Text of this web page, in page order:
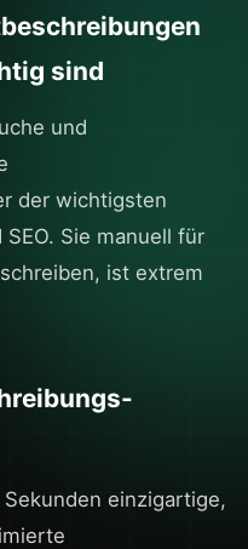
sind
und
der wichtigsten
Sie manuell für
ist extrem
einzigartige,